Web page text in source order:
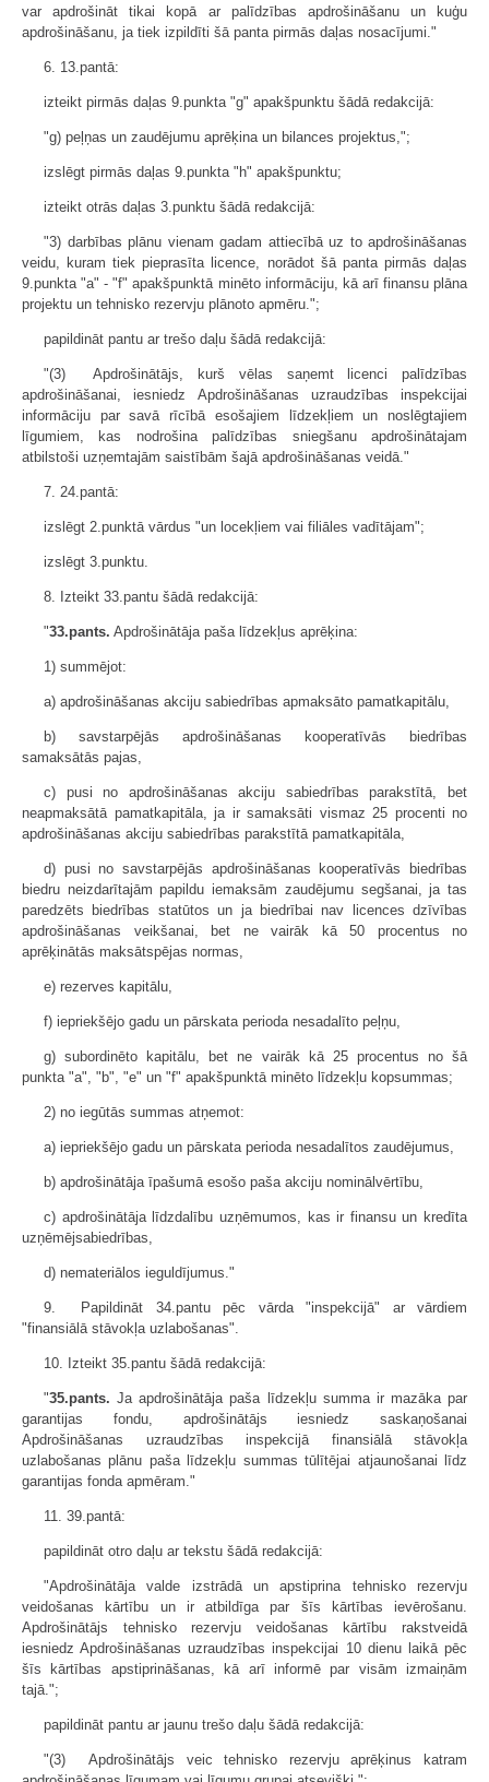
var apdrošināt tikai kopā ar palīdzības apdrošināšanu un kuģu
apdrošināšanu, ja tiek izpildīti šā panta pirmās daļas nosacījumi."
6. 13.pantā:
izteikt pirmās daļas 9.punkta "g" apakšpunktu šādā redakcijā:
"g) peļņas un zaudējumu aprēķina un bilances projektus,";
izslēgt pirmās daļas 9.punkta "h" apakšpunktu;
izteikt otrās daļas 3.punktu šādā redakcijā:
"3) darbības plānu vienam gadam attiecībā uz to apdrošināšanas
veidu, kuram tiek pieprasīta licence, norādot šā panta pirmās daļas
9.punkta "a" - "f" apakšpunktā minēto informāciju, kā arī finansu plāna
projektu un tehnisko rezervju plānoto apmēru.";
papildināt pantu ar trešo daļu šādā redakcijā:
"(3) Apdrošinātājs, kurš vēlas saņemt licenci palīdzības
apdrošināšanai, iesniedz Apdrošināšanas uzraudzības inspekcijai
informāciju par savā rīcībā esošajiem līdzekļiem un noslēgtajiem
līgumiem, kas nodrošina palīdzības sniegšanu apdrošinātajam
atbilstoši uzņemtajām saistībām šajā apdrošināšanas veidā."
7. 24.pantā:
izslēgt 2.punktā vārdus "un locekļiem vai filiāles vadītājam";
izslēgt 3.punktu.
8. Izteikt 33.pantu šādā redakcijā:
"33.pants. Apdrošinātāja paša līdzekļus aprēķina:
1) summējot:
a) apdrošināšanas akciju sabiedrības apmaksāto pamatkapitālu,
b) savstarpējās apdrošināšanas kooperatīvās biedrības
samaksātās pajas,
c) pusi no apdrošināšanas akciju sabiedrības parakstītā, bet
neapmaksātā pamatkapitāla, ja ir samaksāti vismaz 25 procenti no
apdrošināšanas akciju sabiedrības parakstītā pamatkapitāla,
d) pusi no savstarpējās apdrošināšanas kooperatīvās biedrības
biedru neizdarītajām papildu iemaksām zaudējumu segšanai, ja tas
paredzēts biedrības statūtos un ja biedrībai nav licences dzīvības
apdrošināšanas veikšanai, bet ne vairāk kā 50 procentus no
aprēķinātās maksātspējas normas,
e) rezerves kapitālu,
f) iepriekšējo gadu un pārskata perioda nesadalīto peļņu,
g) subordinēto kapitālu, bet ne vairāk kā 25 procentus no šā
punkta "a", "b", "e" un "f" apakšpunktā minēto līdzekļu kopsummas;
2) no iegūtās summas atņemot:
a) iepriekšējo gadu un pārskata perioda nesadalītos zaudējumus,
b) apdrošinātāja īpašumā esošo paša akciju nominālvērtību,
c) apdrošinātāja līdzdalību uzņēmumos, kas ir finansu un kredīta
uzņēmējsabiedrības,
d) nemateriālos ieguldījumus."
9. Papildināt 34.pantu pēc vārda "inspekcijā" ar vārdiem
"finansiālā stāvokļa uzlabošanas".
10. Izteikt 35.pantu šādā redakcijā:
"35.pants. Ja apdrošinātāja paša līdzekļu summa ir mazāka par
garantijas fondu, apdrošinātājs iesniedz saskaņošanai
Apdrošināšanas uzraudzības inspekcijā finansiālā stāvokļa
uzlabošanas plānu paša līdzekļu summas tūlītējai atjaunošanai līdz
garantijas fonda apmēram."
11. 39.pantā:
papildināt otro daļu ar tekstu šādā redakcijā:
"Apdrošinātāja valde izstrādā un apstiprina tehnisko rezervju
veidošanas kārtību un ir atbildīga par šīs kārtības ievērošanu.
Apdrošinātājs tehnisko rezervju veidošanas kārtību rakstveidā
iesniedz Apdrošināšanas uzraudzības inspekcijai 10 dienu laikā pēc
šīs kārtības apstiprināšanas, kā arī informē par visām izmaiņām
tajā.";
papildināt pantu ar jaunu trešo daļu šādā redakcijā:
"(3) Apdrošinātājs veic tehnisko rezervju aprēķinus katram